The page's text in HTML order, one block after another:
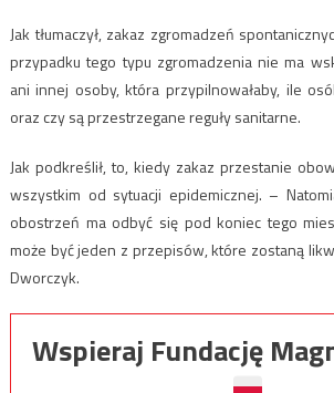
Jak tłumaczył, zakaz zgromadzeń
przypadku tego typu zgromadzenia nie ma
ani innej osoby, która przypilnowałaby, ile
oraz czy są przestrzegane reguły sanitarne.
Jak podkreślił, to, kiedy zakaz przestanie
wszystkim od sytuacji epidemicznej. –
obostrzeń ma odbyć się pod koniec tego
może być jeden z przepisów, które zostaną
Dworczyk.
Wspieraj Fundację